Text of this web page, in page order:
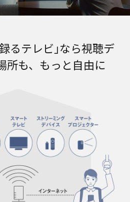
るテレビ｣なら視聴デ
所も、もっと自由に